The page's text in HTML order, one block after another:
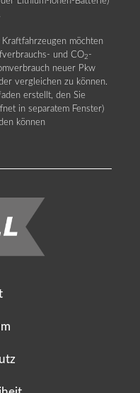
möchten
und CO2 -
neuer Pkw
vergleichen zu können.
erstellt, den Sie
in separatem Fenster)
können